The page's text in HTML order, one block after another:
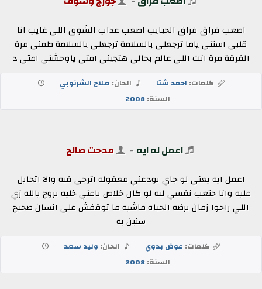
اصعب فراق فراق الحبايب اصعب عذاب الشوق اللى غايب انا
قلبى استنى ياما ترجعلى بالسلامة ترجعلى بالسلامة طمنى مرة
الفرقة مرة انت اللى عالم بحالى هتجينى امتى ياوحشنى امتى د
كلمات: احمد شتا الحان: صلاح الشرنوبي
السنة:2008
اعمل له ايه - مدحت صالح
اعمل ايه يعني لو جاي يودعني معقوله اترجى فيه والا اتحايل
عليه وانا حتعب نفسي ليه لو كان خلاص باعني خليه يروح يالله زي
اللي راحوا زمان برضه الحياه ماشيه ما توقفش على انسان صحيح
سنين به
كلمات: عوض بدوي الحان: وليد سعد
السنة:2008